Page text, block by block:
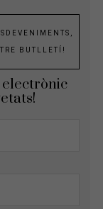
BUTLLETÍ!
electrònic